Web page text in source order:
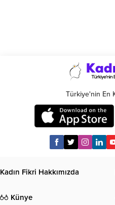
Türkiye'nin En
Kadın Fikri Hakkımızda
Künye